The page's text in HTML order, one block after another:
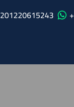
201220615243+